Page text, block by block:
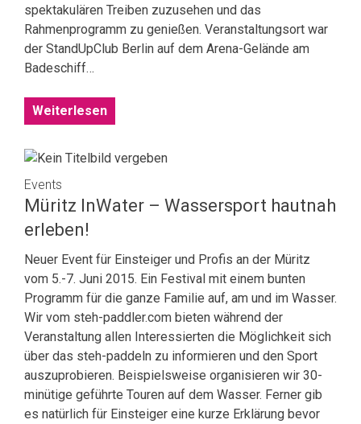
spektakulären Treiben zuzusehen und das
Rahmenprogramm zu genießen. Veranstaltungsort war
der StandUpClub Berlin auf dem Arena-Gelände am
Badeschiff…
Weiterlesen
Events
Müritz InWater – Wassersport hautnah
erleben!
Neuer Event für Einsteiger und Profis an der Müritz
vom 5.-7. Juni 2015. Ein Festival mit einem bunten
Programm für die ganze Familie auf, am und im Wasser.
Wir vom steh-paddler.com bieten während der
Veranstaltung allen Interessierten die Möglichkeit sich
über das steh-paddeln zu informieren und den Sport
auszuprobieren. Beispielsweise organisieren wir 30-
minütige geführte Touren auf dem Wasser. Ferner gib
es natürlich für Einsteiger eine kurze Erklärung bevor